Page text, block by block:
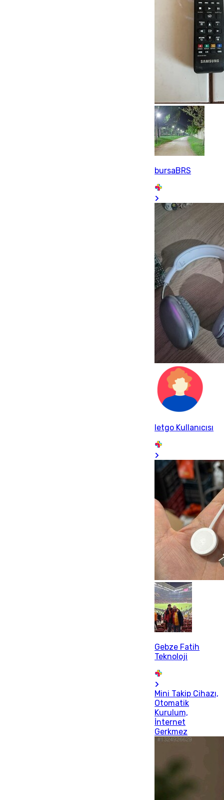
bursaBRS
letgo Kullanıcısı
Gebze Fatih
Teknoloji
Mini Takip Cihazı,
Otomatik
Kurulum,
İnternet
Gerkmez